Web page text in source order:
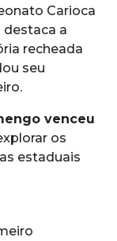
Carioca
a
recheada
seu
venceu
os
estaduais